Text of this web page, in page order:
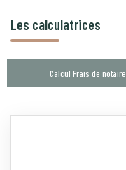
Les calculatrices
Calcul Frais de notaire